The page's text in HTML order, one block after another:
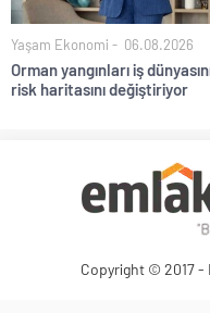
Yaşam Ekonomi 06.08.2026
Orman yangınları iş
risk haritasını değiştiriyor
Copyright © 2017 -